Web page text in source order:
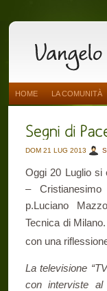
HOME LA COMUNITÀ
DOM 21 LUG 2013
Oggi 20 Luglio si
–
p.Luciano
Tecnica di
con una
La televisione
con interviste